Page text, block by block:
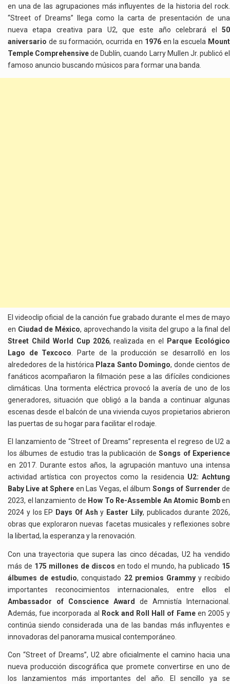
en una de las agrupaciones más influyentes de la historia del rock.
“Street of Dreams” llega como la carta de presentación de una
nueva etapa creativa para U2, que este año celebrará el 50
aniversario de su formación, ocurrida en 1976en la escuela Mount
Temple Comprehensivede Dublín, cuando Larry Mullen Jr. publicó el
famoso anuncio buscando músicos para formar una banda.
El videoclip oficial de la canción fue grabado durante el mes de mayo
en Ciudad de México, aprovechando la visita del grupo a la final del
Street Child World Cup 2026, realizada en el Parque Ecológico
Lago de Texcoco . Parte de la producción se desarrolló en los
alrededores de la histórica Plaza Santo Domingo, donde cientos de
fanáticos acompañaron la filmación pese a las difíciles condiciones
climáticas. Una tormenta eléctrica provocó la avería de uno de los
generadores, situación que obligó a la banda a continuar algunas
escenas desde el balcón de una vivienda cuyos propietarios abrieron
las puertas de su hogar para facilitar el rodaje.
El lanzamiento de “Street of Dreams” representa el regreso de U2 a
los álbumes de estudio tras la publicación deSongs of Experience
en 2017. Durante estos años, la agrupación mantuvo una intensa
actividad artística con proyectos como la residencia U2: Achtung
Baby Live at Sphere en Las Vegas, el álbum Songs of Surrender de
2023, el lanzamiento de How To Re-Assemble An Atomic Bomben
2024 y los EP Days Of Ash y Easter Lily, publicados durante 2026,
obras que exploraron nuevas facetas musicales y reflexiones sobre
la libertad, la esperanza y la renovación.
Con una trayectoria que supera las cinco décadas, U2 ha vendido
más de 175 millones de discos en todo el mundo, ha publicado 15
álbumes de estudio, conquistado 22 premios Grammyy recibido
importantes reconocimientos internacionales, entre ellos el
Ambassador of Conscience Award
de Amnistía Internacional.
Además, fue incorporada al
Rock and Roll Hall of Fameen 2005 y
continúa siendo considerada una de las bandas más influyentes e
innovadoras del panorama musical contemporáneo.
Con “Street of Dreams”, U2 abre oficialmente el camino hacia una
nueva producción discográfica que promete convertirse en uno de
los lanzamientos más importantes del año. El sencillo ya se